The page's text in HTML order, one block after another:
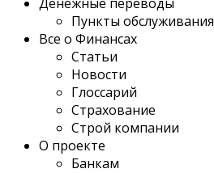
Пункты обслуживания
Все о Финансах
Статьи
Новости
Глоссарий
Страхование
Строй компании
О проекте
Банкам